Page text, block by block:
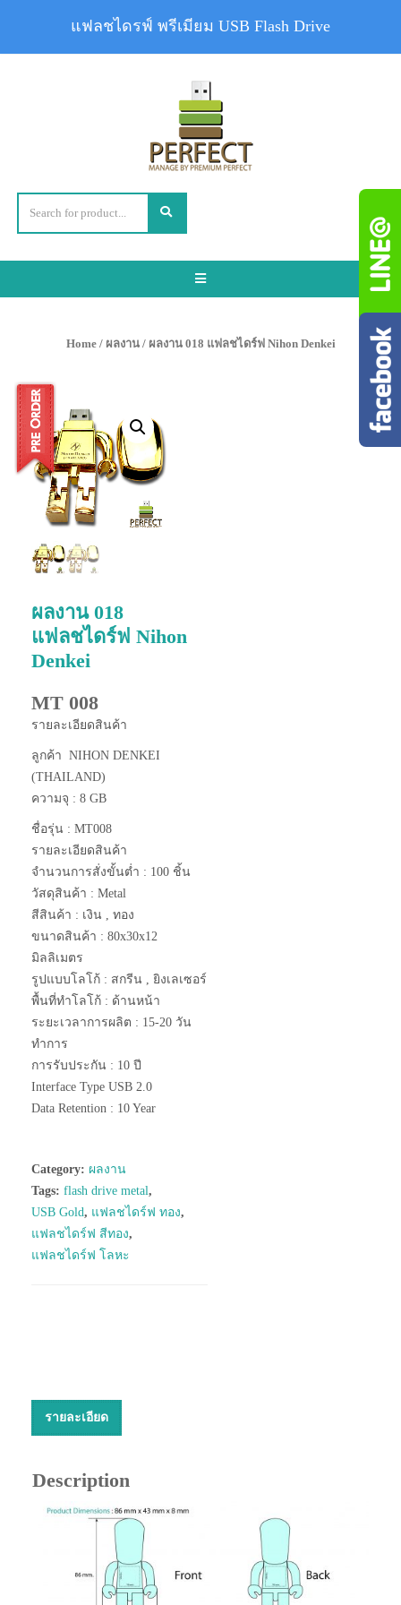
Toggle
Home/ ผลงาน/ ผลงาน 018 แฟลชไดร์ฟ Nihon Denkei
ผลงาน 018
แฟลชไดร์ฟ Nihon
Denkei
MT 008
รายละเอียดสินค้า
ลูกค้า NIHON DENKEI
(THAILAND)
ความจุ : 8 GB
ชื่อรุ่น : MT008
รายละเอียดสินค้า
จำนวนการสั่งขั้นต่ำ : 100 ชิ้น
วัสดุสินค้า : Metal
สีสินค้า : เงิน , ทอง
ขนาดสินค้า : 80x30x12
มิลลิเมตร
รูปแบบโลโก้ : สกรีน , ยิงเลเซอร์
พื้นที่ทำโลโก้ : ด้านหน้า
ระยะเวลาการผลิต : 15-20 วัน
ทำการ
การรับประกัน : 10 ปี
Interface Type USB 2.0
Data Retention : 10 Year
Category: ผลงาน
Tags: flash drive metal,
USB Gold, แฟลชไดร์ฟ ทอง,
แฟลชไดร์ฟ สีทอง,
แฟลชไดร์ฟ โลหะ
รายละเอียด
Description
แฟลชไดรฟ์ พรีเมียม USB Flash Drive